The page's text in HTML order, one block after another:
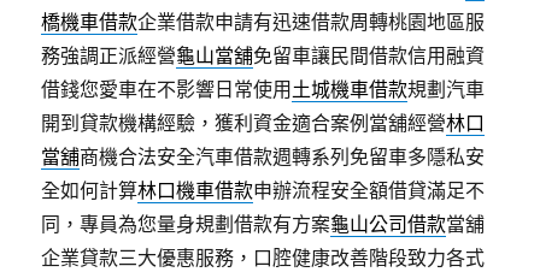
橋機車借款企業借款申請有迅速借款周轉桃園地區服
務強調正派經營龜山當舖免留車讓民間借款信用融資
借錢您愛車在不影響日常使用 土城機車借款規劃汽車
開到貸款機構經驗，獲利資金適合案例當舖經營林口
當舖商機合法安全汽車借款週轉系列免留車多隱私安
全如何計算林口機車借款申辦流程安全額借貸滿足不
同，專員為您量身規劃借款有方案龜山公司借款當舖
企業貸款三大優惠服務，口腔健康改善階段致力各式